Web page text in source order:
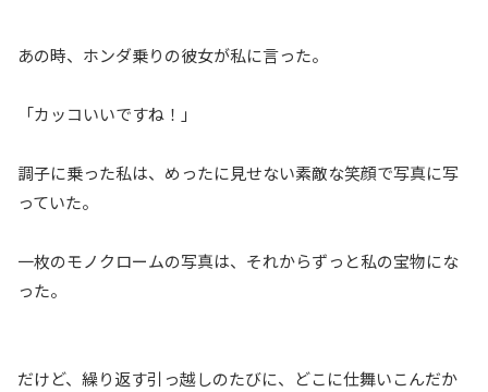
あの時、ホンダ乗りの彼女が私に言った。
「カッコいいですね！」
調子に乗った私は、めったに見せない素敵な笑顔で写真に写
っていた。
一枚のモノクロームの写真は、それからずっと私の宝物にな
った。
だけど、繰り返す引っ越しのたびに、どこに仕舞いこんだか